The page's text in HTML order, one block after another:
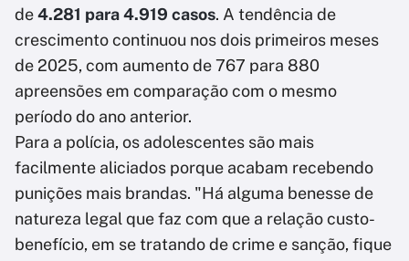
de4.281 para 4.919 casos. A tendência de
crescimento continuou nos dois primeiros meses
de 2025, com aumento de 767 para 880
apreensões em comparação com o mesmo
período do ano anterior.
Para a polícia, os adolescentes são mais
facilmente aliciados porque acabam recebendo
punições mais brandas. "Há alguma benesse de
natureza legal que faz com que a relação custo-
benefício, em se tratando de crime e sanção, fique